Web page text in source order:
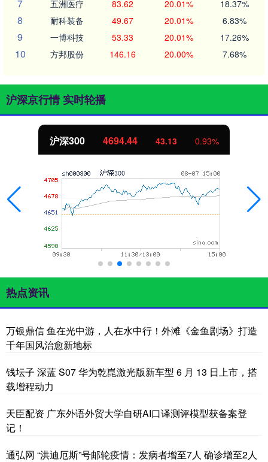
7 五洲医疗 83.62 20.01% 18.37%
8 耐科装备 49.67 20.01% 6.83%
9 一博科技 53.33 20.01% 17.26%
10 方邦股份 146.16 20.00% 7.68%
沪深京行情 实时轮播
沪深300 4694.44 43.13 0.93%
热点资讯
万银鼎信 鱼在光中游，人在水中行！外滩《金鱼剧场》打造
千年国风治愈新地标
钱坛子 深蓝 S07 华为乾崑激光版新车型 6 月 13 日上市，搭
载增程动力
天臣配资 广东外语外贸大学自研AI口译测评模型获备案登
记！
通弘网 “洪迪厄斯”号邮轮疫情：发病者增至7人 确诊增至2人